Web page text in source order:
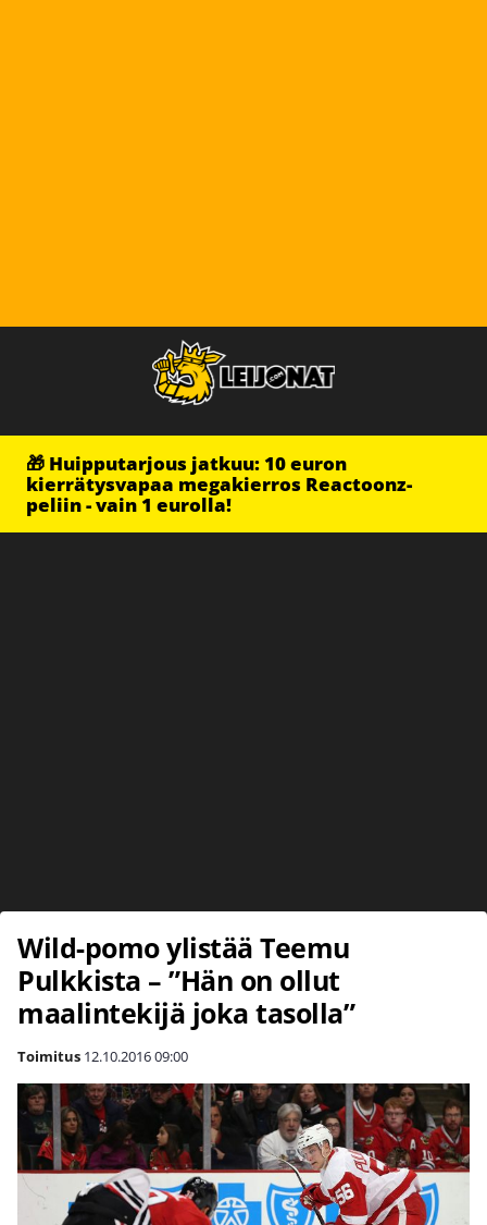
🎁 Huipputarjous jatkuu: 10 euron
kierrätysvapaa megakierros Reactoonz-
peliin - vain 1 eurolla!
Wild-pomo ylistää Teemu
Pulkkista – ”Hän on ollut
maalintekijä joka tasolla”
Toimitus 12.10.201609:00